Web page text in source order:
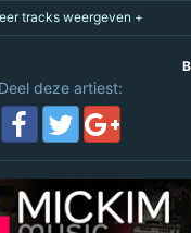
Deel deze artiest: